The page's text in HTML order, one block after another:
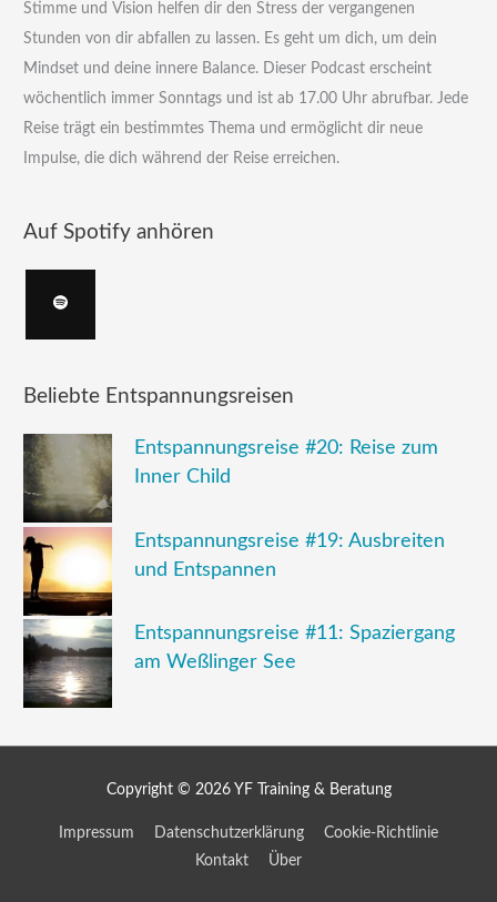
Stimme und Vision helfen dir den Stress der vergangenen
Stunden von dir abfallen zu lassen. Es geht um dich, um dein
Mindset und deine innere Balance. Dieser Podcast erscheint
wöchentlich immer Sonntags und ist ab 17.00 Uhr abrufbar. Jede
Reise trägt ein bestimmtes Thema und ermöglicht dir neue
Impulse, die dich während der Reise erreichen.
Auf Spotify anhören
Beliebte Entspannungsreisen
Entspannungsreise #20: Reise zum
Inner Child
Entspannungsreise #19: Ausbreiten
und Entspannen
Entspannungsreise #11: Spaziergang
am Weßlinger See
Copyright © 2026 YF Training & Beratung
Impressum Datenschutzerklärung
Cookie-Richtlinie
Kontakt
Über